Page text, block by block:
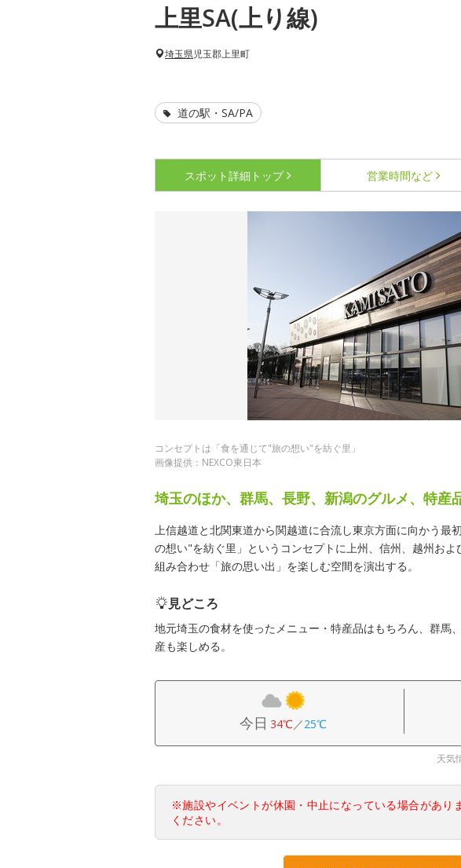
上里SA(上り線)
埼玉県児玉郡上里町
道の駅・SA/PA
スポット詳細 トップ 営業時間など
コンセプトは「食を通じて"旅の想い"を紡ぐ里」
画像提供：NEXCO東日本
埼玉のほか、群馬、長野、新潟のグルメ、特産
上信越道と北関東道から関越道に合流し東京方面に向かう最
の想い"を紡ぐ里」というコンセプトに上州、信州、越州お
組み合わせ「旅の思い出」を楽しむ空間を演出する。
見どころ
地元埼玉の食材を使ったメニュー・特産品はもちろん、群馬
産も楽しめる。
今日 34℃／25℃
天気
※施設やイベントが休園・中止になっている場合があり
ください。